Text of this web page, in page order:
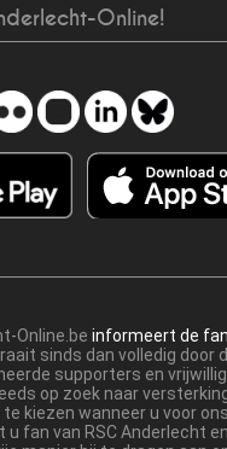
Online!
Online.beinformeert de
sinds dan volledig door
supporters en
op zoek naar
te kiezen wanneer u voor
u fan van RSC Anderlecht